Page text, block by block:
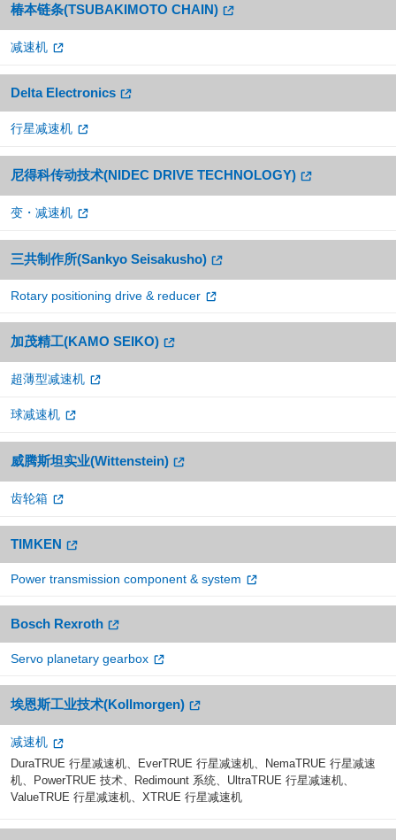
椿本链条(TSUBAKIMOTO CHAIN)
减速机
Delta Electronics
行星减速机
尼得科传动技术(NIDEC DRIVE TECHNOLOGY)
变・减速机
三共制作所(Sankyo Seisakusho)
Rotary positioning drive & reducer
加茂精工(KAMO SEIKO)
超薄型减速机
球减速机
威腾斯坦实业(Wittenstein)
齿轮箱
TIMKEN
Power transmission component & system
Bosch Rexroth
Servo planetary gearbox
埃恩斯工业技术(Kollmorgen)
减速机
DuraTRUE 行星减速机、EverTRUE 行星减速机、NemaTRUE 行星减速
机、PowerTRUE 技术、Redimount 系统、UltraTRUE 行星减速机、
ValueTRUE 行星减速机、XTRUE 行星减速机